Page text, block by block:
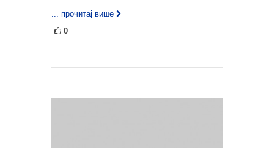
... прочитај више
0